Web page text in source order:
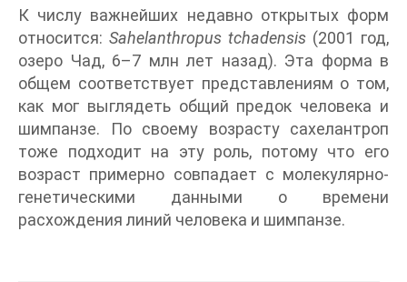
К числу важнейших недавно открытых форм
относится: Sahelanthropus tchadensis (2001 год,
озеро Чад, 6–7 млн лет назад). Эта форма в
общем соответствует представлениям о том,
как мог выглядеть общий предок человека и
шимпанзе. По своему возрасту сахелантроп
тоже подходит на эту роль, потому что его
возраст примерно совпадает с молекулярно-
генетическими данными о времени
расхождения линий человека и шимпанзе.